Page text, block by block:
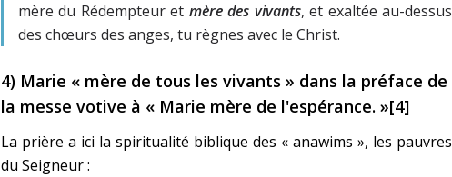
mère du Rédempteur et mère des vivants, et exaltée au-dessus
des chœurs des anges, tu règnes avec le Christ.
4) Marie « mère de tous les vivants » dans la préface de
la messe votive à « Marie mère de l'espérance. »[4]
La prière a ici la spiritualité biblique des « anawims », les pauvres
du Seigneur :